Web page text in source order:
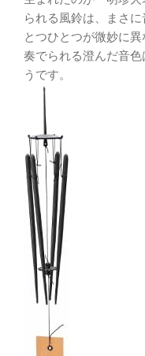
られる風鈴は、まさ
とつひとつが微妙に
奏でられる澄んだ音
うです。